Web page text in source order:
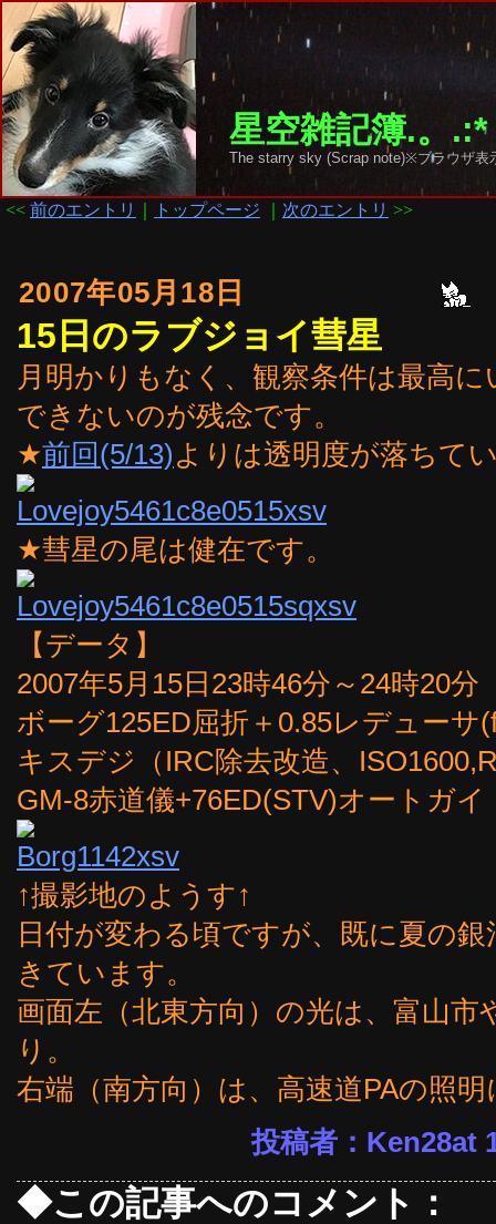
星空雑記簿.。
The starry sky (Scrap note)※ブラウザ
<< 前のエントリ トップページ 次のエントリ >>
2007年05月18日
15日のラブジョイ彗星
月明かりもなく、観察条件は最高
できないのが残念です。
★前回(5/13)よりは透明度が落ちて
★彗星の尾は健在です。
【データ】
2007年5月15日23時46分～24時20分
ボーグ125ED屈折＋0.85レデューサ
キスデジ（IRC除去改造、
GM-8赤道儀+76ED(STV)オートガイ
↑撮影地のようす↑
日付が変わる頃ですが、既に夏の
きています。
画面左（北東方向）の光は、富山
り。
右端（南方向）は、高速道PAの照
投稿者：Ken28at
◆この記事へのコメント：